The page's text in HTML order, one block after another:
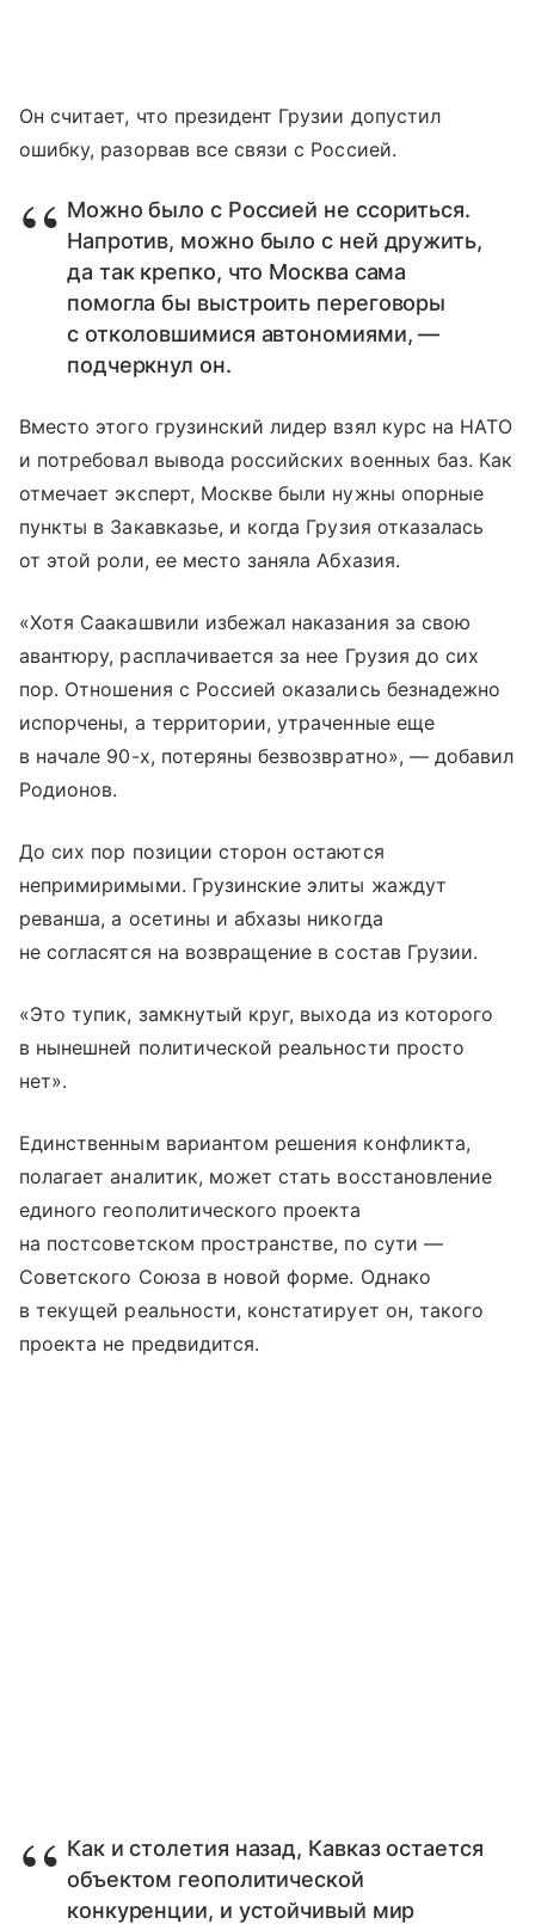
Он считает, что президент Грузии допустил
ошибку, разорвав все связи с Россией.
Можно было с Россией не ссориться.
Напротив, можно было с ней дружить,
да так крепко, что Москва сама
помогла бы выстроить переговоры
с отколовшимися автономиями, —
подчеркнул он.
Вместо этого грузинский лидер взял курс на НАТО
и потребовал вывода российских военных баз. Как
отмечает эксперт, Москве были нужны опорные
пункты в Закавказье, и когда Грузия отказалась
от этой роли, ее место заняла Абхазия.
«Хотя Саакашвили избежал наказания за свою
авантюру, расплачивается за нее Грузия до сих
пор. Отношения с Россией оказались безнадежно
испорчены, а территории, утраченные еще
в начале 90-х, потеряны безвозвратно», — добавил
Родионов.
До сих пор позиции сторон остаются
непримиримыми. Грузинские элиты жаждут
реванша, а осетины и абхазы никогда
не согласятся на возвращение в состав Грузии.
«Это тупик, замкнутый круг, выхода из которого
в нынешней политической реальности просто
нет».
Единственным вариантом решения конфликта,
полагает аналитик, может стать восстановление
единого геополитического проекта
на постсоветском пространстве, по сути —
Советского Союза в новой форме. Однако
в текущей реальности, констатирует он, такого
проекта не предвидится.
Как и столетия назад, Кавказ остается
объектом геополитической
конкуренции, и устойчивый мир